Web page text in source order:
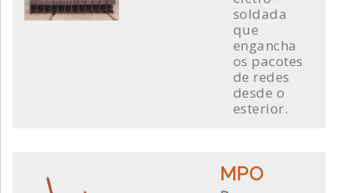
soldada
que
engancha
os pacotes
de redes
desde o
esterior.
MPO